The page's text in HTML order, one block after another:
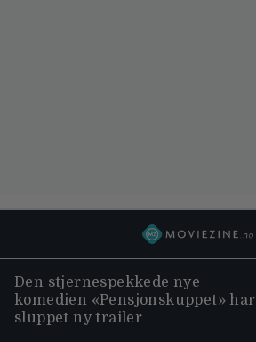
Den stjernespekkede nye
komedien «Pensjonskuppet» har
sluppet ny trailer